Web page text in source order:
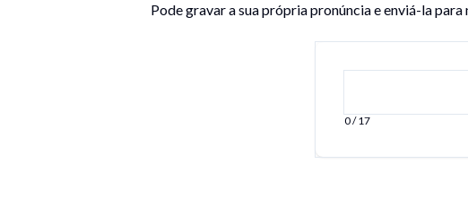
Pode gravar a sua própria pronúncia e enviá-la
0 / 17